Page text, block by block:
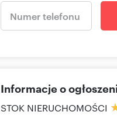
Informacje o
STOK NIERUCHOMOŚCI